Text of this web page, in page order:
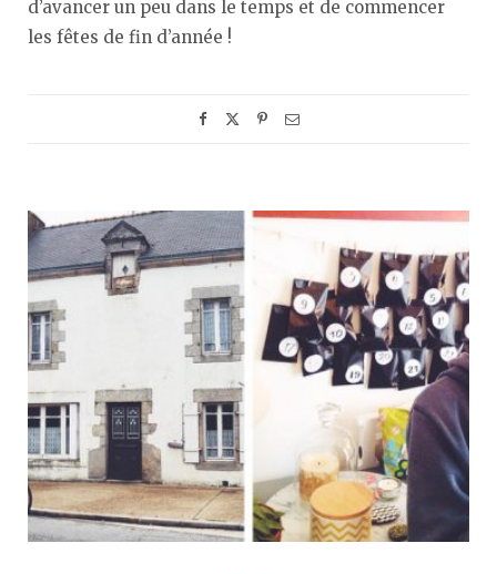
d’avancer un peu dans le temps et de commencer
les fêtes de fin d’année !